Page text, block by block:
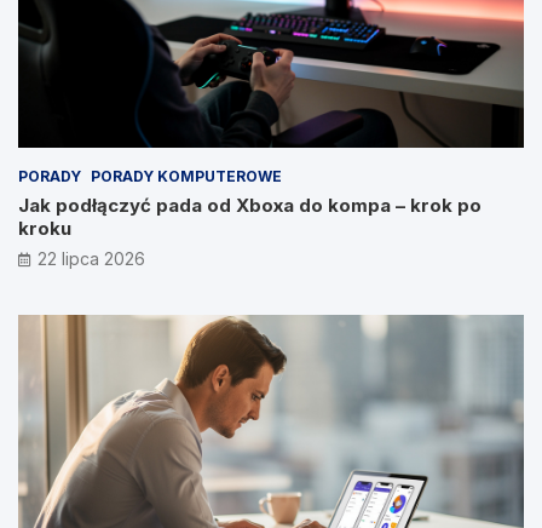
PORADY PORADY KOMPUTEROWE
Jak podłączyć pada od Xboxa do kompa – krok po
kroku
22 lipca 2026